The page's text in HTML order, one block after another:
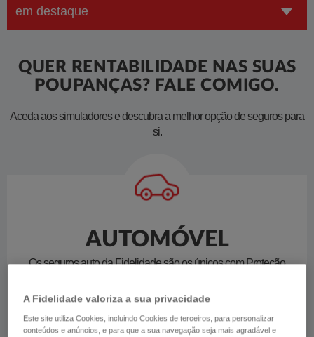
QUER RENTABILIDADE NAS SUAS
POUPANÇAS? FALE COMIGO.
​Aceda aos simuladores e descubra a melhor opção de seguros para
si.​​​​​
AUTOMÓVEL
Os seguros auto da Fidelidade são os únicos com Proteção
contrate online.
A Fidelidade valoriza a sua privacidade
Este site utiliza Cookies, incluindo Cookies de terceiros, para personalizar
conteúdos e anúncios, e para que a sua navegação seja mais agradável e